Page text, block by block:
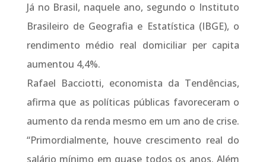
Já no Brasil, naquele ano, segundo o Instituto
Brasileiro de Geografia e Estatística (IBGE), o
rendimento médio real domiciliar per capita
aumentou 4,4%.
Rafael Bacciotti, economista da Tendências,
afirma que as políticas públicas favoreceram o
aumento da renda mesmo em um ano de crise.
“Primordialmente, houve crescimento real do
salário mínimo em quase todos os anos. Além